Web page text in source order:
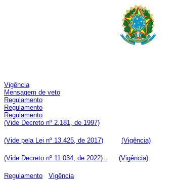
Vigência
Mensagem de veto
Regulamento
Regulamento
Regulamento
(Vide Decreto nº 2.181, de 1997)
(Vide pela Lei nº 13.425, de 2017) (Vigência)
(Vide Decreto nº 11.034, de 2022) (Vigência)
Regulamento Vigência